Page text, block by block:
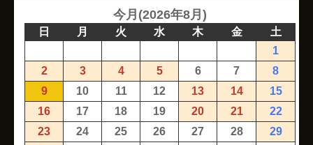
今月(2026年8月)
日 月 火 水 木 金
土
1
2
3 4 5 6 7
8
9
10 11 12 13 14
15
16
17 18 19 20 21
22
23
24 25 26 27 28
29